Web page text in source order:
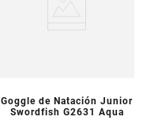
VISTA PREVIA
Goggle de Natación Junior
Swordfish G2631 Aqua